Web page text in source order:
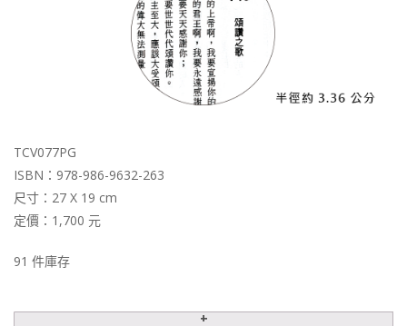
TCV077PG
ISBN：978-986-9632-263
尺寸：27 X 19 cm
定價：1,700 元
91 件庫存